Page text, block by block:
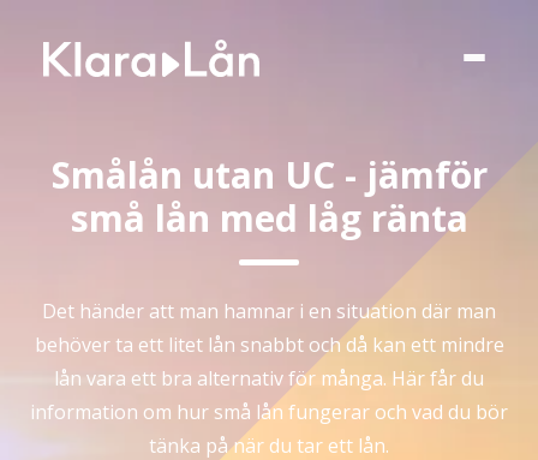
Smålån utan UC - jämför
små lån med låg ränta
Det händer att man hamnar i en situation där man
behöver ta ett litet lån snabbt och då kan ett mindre
lån vara ett bra alternativ för många. Här får du
information om hur små lån fungerar och vad du bör
tänka på när du tar ett lån.